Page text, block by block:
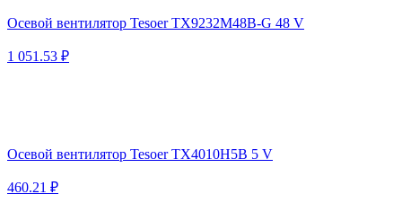
Осевой вентилятор Tesoer TX9232M48B-G 48 V
1 051.53 ₽
Осевой вентилятор Tesoer TX4010H5B 5 V
460.21 ₽